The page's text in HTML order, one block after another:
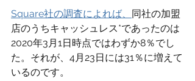
Square社の調査によれば、
同社の加盟
店のうちキャッシュレス*であったのは
2020年3月1日時点ではわずか8％でし
た。それが、4月23日には31％に増えて
いるのです。